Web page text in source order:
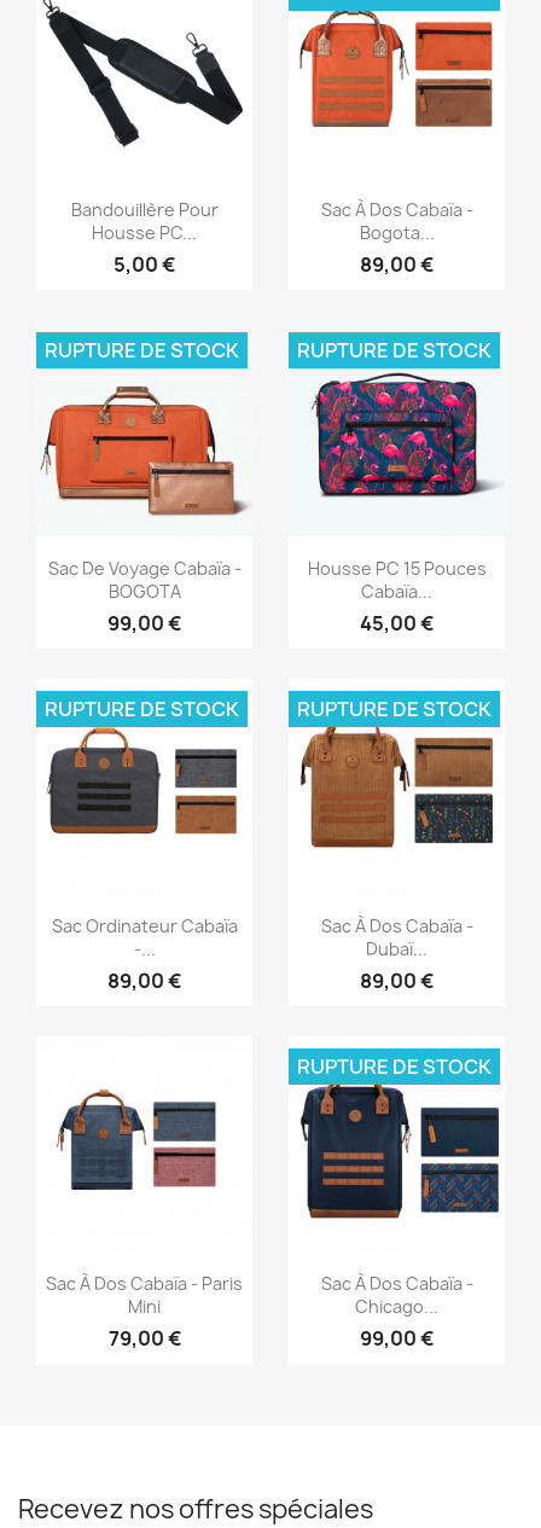
Aperçu rapide
Bandouillère Pour
Housse PC...
5,00 €
Aperçu rapide
Sac À Dos Cabaïa -
Bogota...
89,00 €
Aperçu rapide
Sac De Voyage Cabaïa -
BOGOTA
99,00 €
RUPTURE DE STOCK
Aperçu rapide
Housse PC 15 Pouces
Cabaïa...
45,00 €
RUPTURE DE STOCK
Aperçu rapide
Sac Ordinateur Cabaïa
-...
89,00 €
RUPTURE DE STOCK
Aperçu rapide
Sac À Dos Cabaïa -
Dubaï...
89,00 €
RUPTURE DE STOCK
 Aperçu rapide
Sac À Dos Cabaïa - Paris
Mini
79,00 €
Aperçu rapide
Sac À Dos Cabaïa -
Chicago...
99,00 €
RUPTURE DE STOCK
Recevez nos offres spéciales